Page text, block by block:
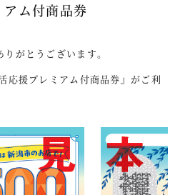
ム付商品券
がとうございます。
応援プレミアム付商品券』がご利